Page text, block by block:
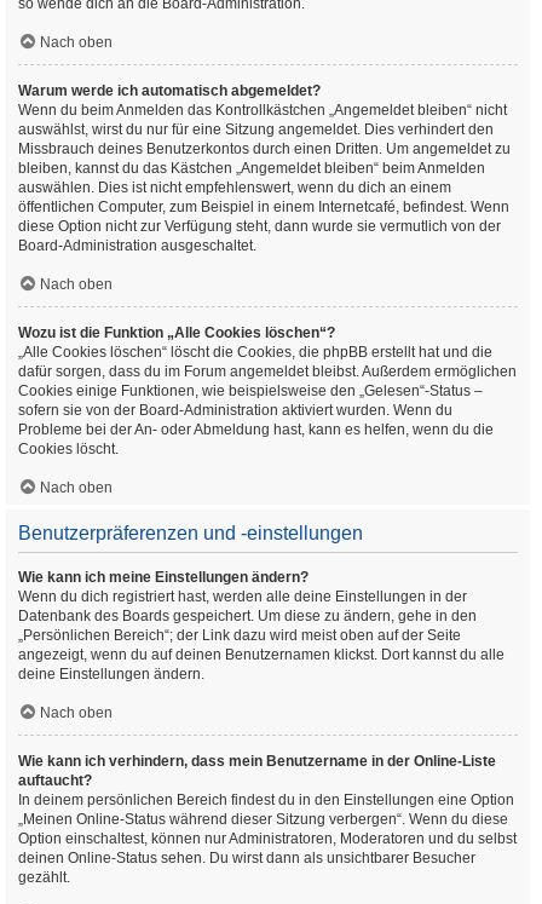
so wende dich an die Board-Administration.
Nach oben
Warum werde ich automatisch abgemeldet?
Wenn du beim Anmelden das Kontrollkästchen „Angemeldet bleiben“ nicht
auswählst, wirst du nur für eine Sitzung angemeldet. Dies verhindert den
Missbrauch deines Benutzerkontos durch einen Dritten. Um angemeldet zu
bleiben, kannst du das Kästchen „Angemeldet bleiben“ beim Anmelden
auswählen. Dies ist nicht empfehlenswert, wenn du dich an einem
öffentlichen Computer, zum Beispiel in einem Internetcafé, befindest. Wenn
diese Option nicht zur Verfügung steht, dann wurde sie vermutlich von der
Board-Administration ausgeschaltet.
Nach oben
Wozu ist die Funktion „Alle Cookies löschen“?
„Alle Cookies löschen“ löscht die Cookies, die phpBB erstellt hat und die
dafür sorgen, dass du im Forum angemeldet bleibst. Außerdem ermöglichen
Cookies einige Funktionen, wie beispielsweise den „Gelesen“-Status –
sofern sie von der Board-Administration aktiviert wurden. Wenn du
Probleme bei der An- oder Abmeldung hast, kann es helfen, wenn du die
Cookies löscht.
Nach oben
Benutzerpräferenzen und -einstellungen
Wie kann ich meine Einstellungen ändern?
Wenn du dich registriert hast, werden alle deine Einstellungen in der
Datenbank des Boards gespeichert. Um diese zu ändern, gehe in den
„Persönlichen Bereich“; der Link dazu wird meist oben auf der Seite
angezeigt, wenn du auf deinen Benutzernamen klickst. Dort kannst du alle
deine Einstellungen ändern.
Nach oben
Wie kann ich verhindern, dass mein Benutzername in der Online-Liste
auftaucht?
In deinem persönlichen Bereich findest du in den Einstellungen eine Option
„Meinen Online-Status während dieser Sitzung verbergen“. Wenn du diese
Option einschaltest, können nur Administratoren, Moderatoren und du selbst
deinen Online-Status sehen. Du wirst dann als unsichtbarer Besucher
gezählt.